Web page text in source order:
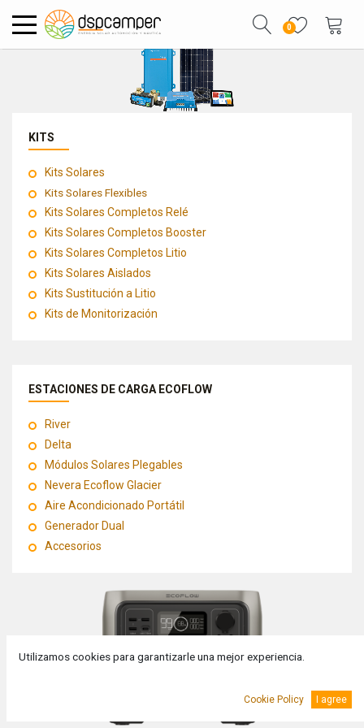
0
KITS
Kits Solares
Kits Solares Flexibles
Kits Solares Completos Relé
Kits Solares Completos Booster
Kits Solares Completos Litio
Kits Solares Aislados
Kits Sustitución a Litio
Kits de Monitorización
ESTACIONES DE CARGA ECOFLOW
River
Delta
Módulos Solares Plegables
Nevera Ecoflow Glacier
Aire Acondicionado Portátil
Generador Dual
Accesorios
Utilizamos cookies para garantizarle una mejor experiencia.
Cookie Policy I agree